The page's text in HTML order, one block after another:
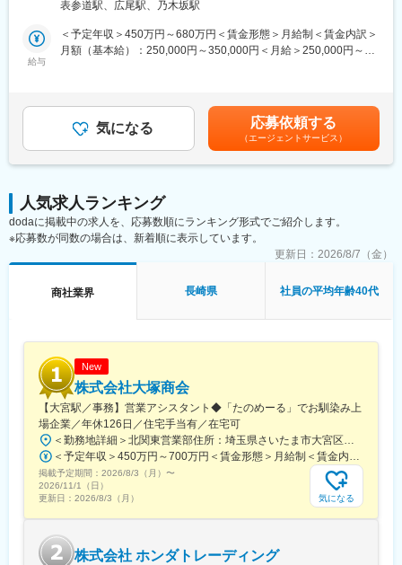
大病院とは違い、クリニックがお客様となる為、基本的に夜間に
当番制（自宅待機）を取り入れており、万が一、対応（出動）が
発生した場合、代休を取得いただきます。
変更の範囲：会社の定める業務
作業だけではなく、お客様である医療機関の方々と的確なコミュ
ニケーション、迅速・誠実な対応を行うことで、信頼関係を構築
していきます。技術者としての知識・能力のみならず、コミュニ
■具体的な業務：
◇据付（搬入・組立・調整・取扱い説明）
■取扱う医療機器
MRI装置、CT装置、X線撮影装置、超音波診断装置、骨密度測定
装置等
病院、クリニック等の医療機関
ることができます。
■教育制度：
千葉県柏市にある研修施設でサービスエンジニアとしての研修実
施の場合があります。また、ビジネス基礎力向上のため富士フイ
ルムグループの学び支援を利用したEラーニング受講が可能です。
その他、状況に応じて各種研修もございます。
※変更の範囲：会社の定める範囲
表参道駅、広尾駅、乃木坂駅
給与
＜予定年収＞450万円～680万円＜賃金形態＞月給制＜賃金内訳＞
月額（基本給）：250,000円～350,000円＜月給＞250,000円～
り、選考を通じて上下する可能性があります。月給(月額)は固定手
当を含めた表記です。
気になる 応募依頼する
（エージェントサービス）
人気求人ランキング
dodaに掲載中の求人を、応募数順にランキング形式でご紹介します。
※応募数が同数の場合は、新着順に表示しています。
更新日： 2026/8/7（金）
商社業界 長崎県 社員の平均年齢40代
New
株式会社大塚商会
【大宮駅／事務】営業アシスタント◆「たのめーる」でお馴染み上
場企業／年休126日／住宅手当有／在宅可
＜勤務地詳細＞北関東営業部住所：埼玉県さいたま市大宮区桜木町1-195-1 大宮ソラミチKOZ 12階受動喫煙対策：屋内全面禁煙変更の範囲：会社の定める事業所（リモートワーク含む）
＜予定年収＞450万円～700万円＜賃金形態＞月給制＜賃金内訳＞月額（基本給）：274,000円～400,000円＜月給＞274,000円～400,000円＜昇給有無＞有＜残業手当＞有＜給与補足＞※経験・スキルを考慮のうえ、当社規定にて決定■昇給：年1回■賞与：年2回（7月・12月）賃金はあくまでも目安の金額であり、選考を通じて上下する可能性があります。月給(月額)は固定手当を含めた表記です。
掲載予定期間： 2026/8/3（月） 〜
2026/11/1（日）
更新日： 2026/8/3（月） 気になる
株式会社 ホンダトレーディング